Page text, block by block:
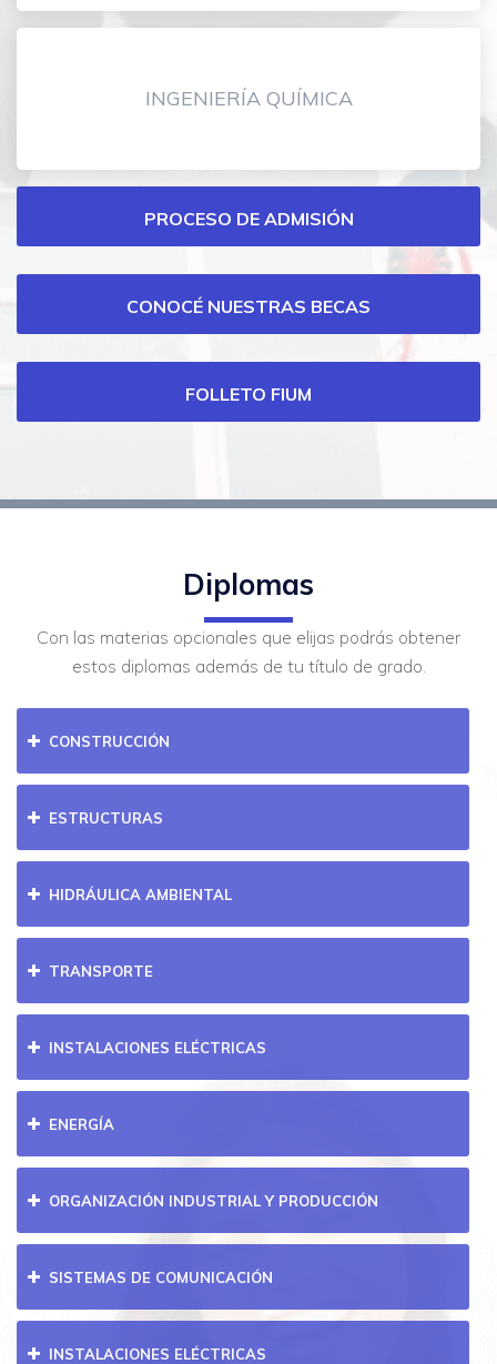
INGENIERÍA QUÍMICA
carreras
grado-
FIUM
PROCESO DE ADMISIÓN
CONOCÉ NUESTRAS BECAS
FOLLETO FIUM
Diplomas
Con las materias opcionales que elijas podrás obtener
estos diplomas además de tu título de grado.
CONSTRUCCIÓN
ESTRUCTURAS
HIDRÁULICA AMBIENTAL
TRANSPORTE
INSTALACIONES ELÉCTRICAS
ENERGÍA
ORGANIZACIÓN INDUSTRIAL Y PRODUCCIÓN
SISTEMAS DE COMUNICACIÓN
INSTALACIONES ELÉCTRICAS